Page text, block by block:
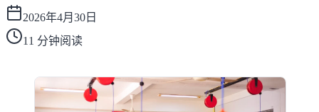
2026年4月30日
11 分钟阅读